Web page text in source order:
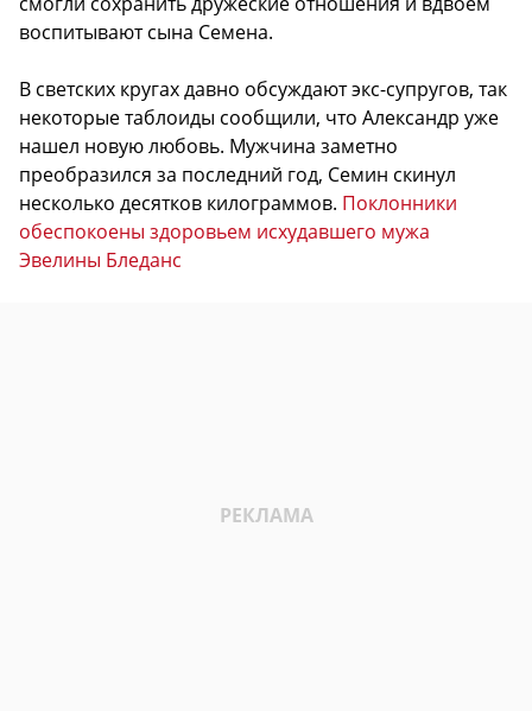
воспитывают сына Семена.
В светских кругах давно обсуждают экс-супругов, так
некоторые таблоиды сообщили, что Александр уже
нашел новую любовь. Мужчина заметно
преобразился за последний год, Семин скинул
несколько десятков килограммов. Поклонники
обеспокоены здоровьем исхудавшего мужа
Эвелины Бледанс